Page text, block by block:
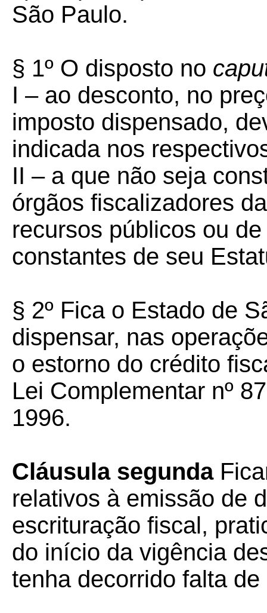
São Paulo.
§ 1º O disposto no
I – ao desconto, no
imposto dispensado,
indicada nos
II – a que não seja
órgãos fiscalizadores
recursos públicos ou
constantes de seu
§ 2º Fica o Estado de
dispensar, nas
o estorno do crédito
Lei Complementar nº
1996.
Cláusula segunda
relativos à emissão de
escrituração fiscal,
do início da vigência
tenha decorrido falta